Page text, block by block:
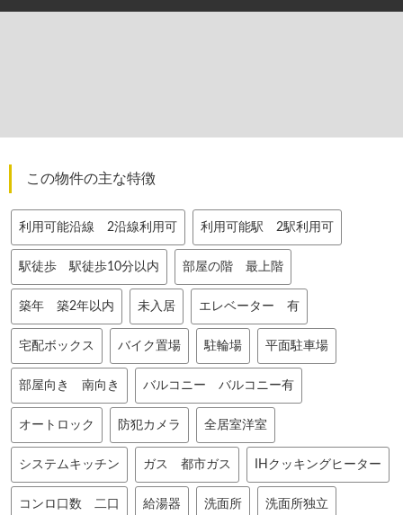
この物件の主な特徴
利用可能沿線 2沿線利用可 利用可能駅 2駅利用可
駅徒歩 駅徒歩10分以内 部屋の階 最上階
築年 築2年以内 未入居 エレベーター 有
宅配ボックス バイク置場 駐輪場 平面駐車場
部屋向き 南向き バルコニー バルコニー有
オートロック 防犯カメラ 全居室洋室
システムキッチン ガス 都市ガス IHクッキングヒーター
コンロ口数 二口 給湯器 洗面所 洗面所独立